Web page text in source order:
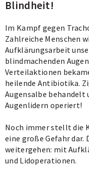
Blindheit!
Im Kampf gegen
Zahlreiche Menschen
Aufklärungsarbeit
blindmachenden
Verteilaktionen
heilende Antibiotika.
Augensalbe behandelt
Augenlidern operiert!
Noch immer stellt die
eine große Gefahr dar.
weitergehen: mit
und Lidoperationen.